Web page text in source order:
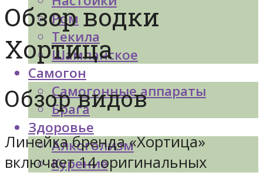
Ром
Текила
Шампанское
Самогон
Самогонные аппараты
Брага
Здоровье
Алкоголизм
Курение
Обзор водки
Хортица
Обзор видов
Линейка бренда «Хортица»
включает 14 оригинальных